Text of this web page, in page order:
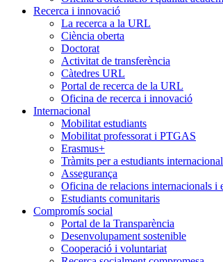
Recerca i innovació
La recerca a la URL
Ciència oberta
Doctorat
Activitat de transferència
Càtedres URL
Portal de recerca de la URL
Oficina de recerca i innovació
Internacional
Mobilitat estudiants
Mobilitat professorat i PTGAS
Erasmus+
Tràmits per a estudiants
Assegurança
Oficina de relacions internacionals i
Estudiants comunitaris
Compromís social
Portal de la Transparència
Desenvolupament sostenible
Cooperació i voluntariat